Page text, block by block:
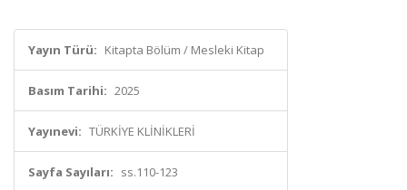
Yayın Türü: Kitapta Bölüm / Mesleki Kitap
Basım Tarihi: 2025
Yayınevi: TÜRKİYE KLİNİKLERİ
Sayfa Sayıları: ss.110-123